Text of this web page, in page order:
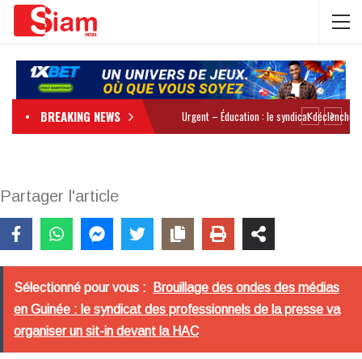
BREAKING NEWS
Partager l'article
Sélectionné pour vous :
Brouillage des ondes des médias
en Guinée : le syndicat des professionnels de la presse va
organiser un sit-in devant la HAC